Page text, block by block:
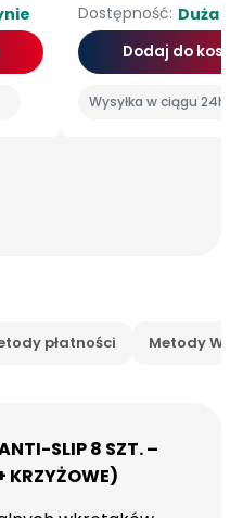
Dostępność: Duża
Dodaj do
Wysyłka w ciągu 24h
płatności Metody
SLIP 8 SZT. –
KRZYŻOWE)